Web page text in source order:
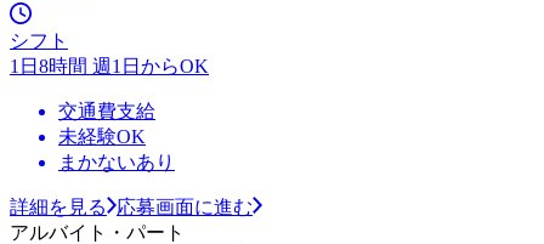
シフト
1日8時間 週1日からOK
交通費支給
未経験OK
まかないあり
詳細を見る
応募画面に進む
アルバイト・パート